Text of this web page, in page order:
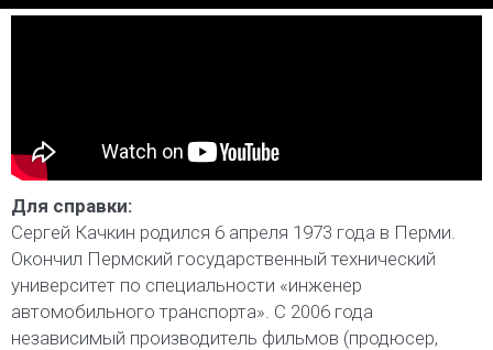
Для справки:
Сергей Качкин родился 6 апреля 1973 года в Перми.
Окончил Пермский государственный технический
университет по специальности «инженер
автомобильного транспорта». С 2006 года
независимый производитель фильмов (продюсер,